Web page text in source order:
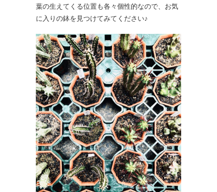
葉の生えてくる位置も各々個性的なので、お気
に入りの鉢を見つけてみてください♪